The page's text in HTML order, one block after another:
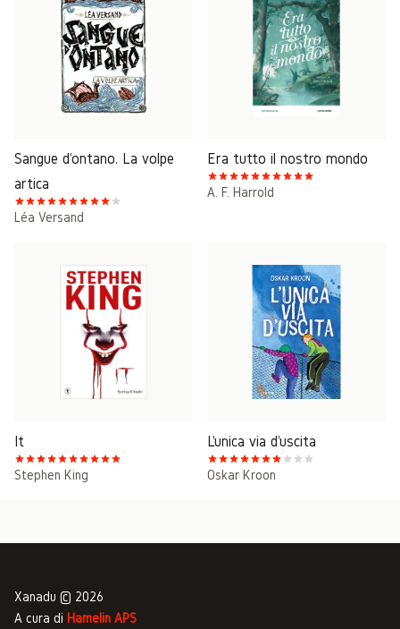
Sangue d'ontano. La volpe
artica
Léa Versand
Era tutto il nostro mondo
A. F. Harrold
It
Stephen King
L'unica via d'uscita
Oskar Kroon
Xanadu © 2026
A cura di Hamelin APS